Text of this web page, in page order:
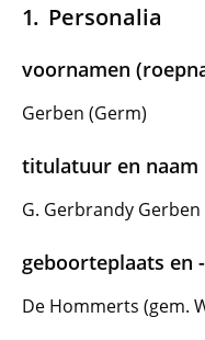
Personalia
voornamen
Gerben (Germ)
titulatuur en naam
G. Gerbrandy Gerben
geboorteplaats en
De Hommerts (gem.